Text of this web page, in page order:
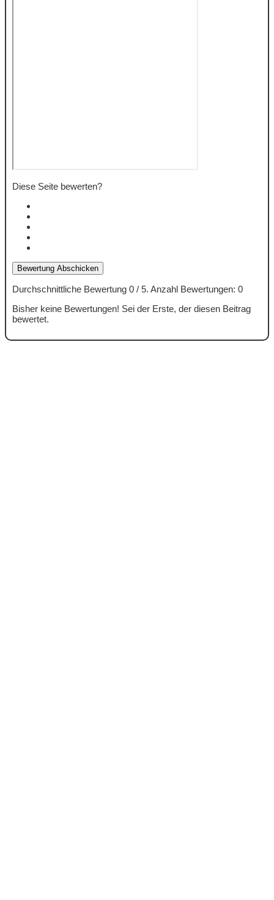
Diese Seite bewerten?
Bewertung Abschicken
Durchschnittliche Bewertung 0 / 5. Anzahl Bewertungen: 0
Bisher keine Bewertungen! Sei der Erste, der diesen Beitrag
bewertet.